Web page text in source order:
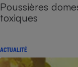
Poussières
toxiques
ACTUALITÉ